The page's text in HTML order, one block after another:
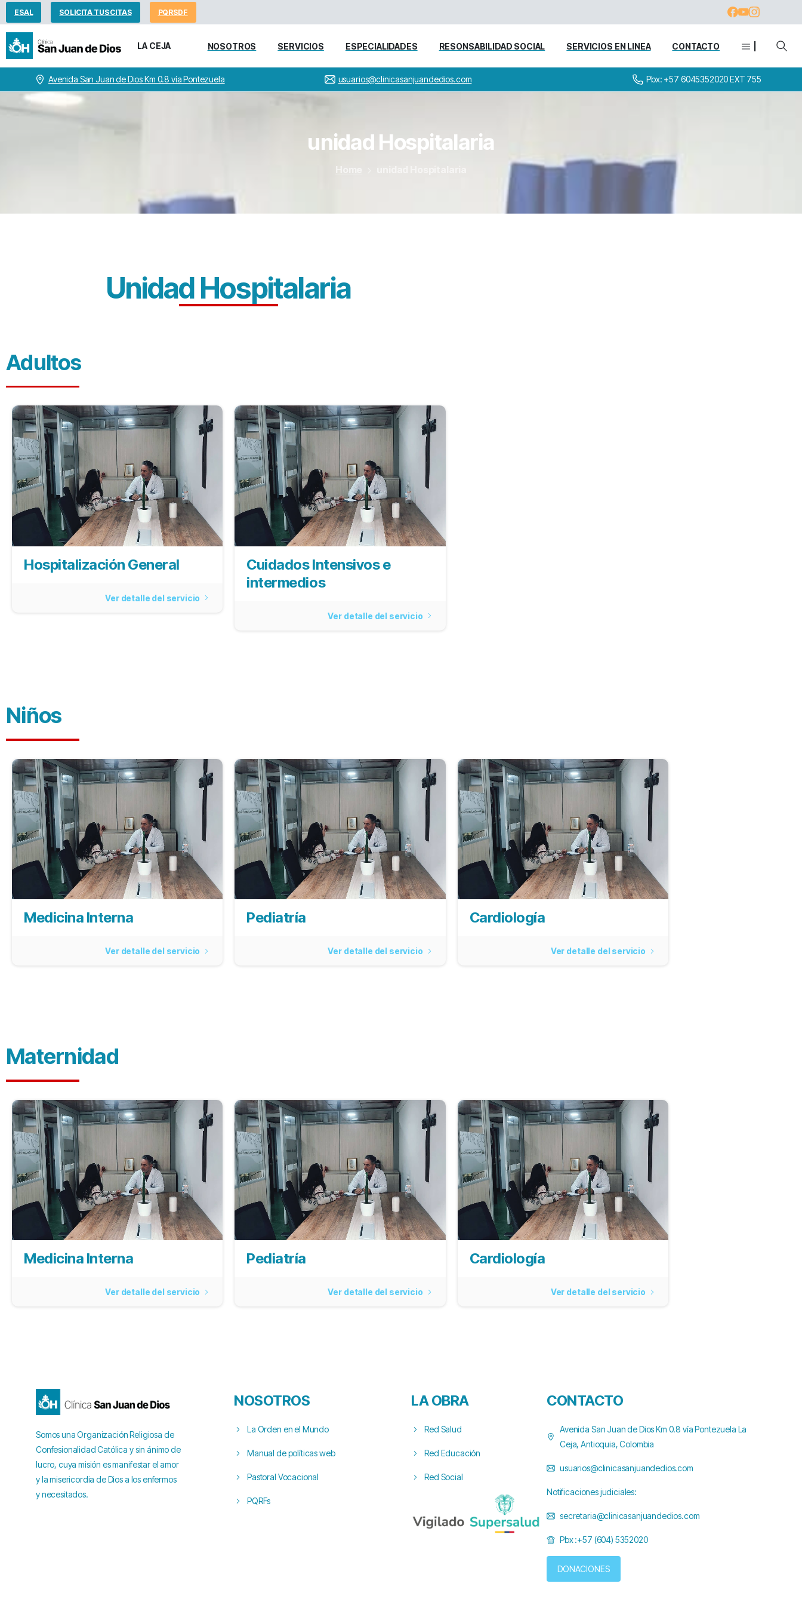
ESAL SOLICITA TUS CITAS PQRSDF
LA CEJA NOSOTROS SERVICIOS ESPECIALIDADES RESONSABILIDAD SOCIAL SERVICIOS EN LINEA CONTACTO
Avenida San Juan de Dios Km 0.8 vía Pontezuela usuarios@clinicasanjuandedios.com Pbx: +57 6045352020 EXT 755
unidad Hospitalaria
UnidadHospitalaria
Adultos
Hospitalización General
Ver detalle del servicio
Cuidados Intensivos e
intermedios
Ver detalle del servicio
Niños
Medicina Interna
Ver detalle del servicio
Pediatría
Ver detalle del servicio
Cardiología
Ver detalle del servicio
Maternidad
Medicina Interna
Ver detalle del servicio
Pediatría
Ver detalle del servicio
Cardiología
Ver detalle del servicio
Somos una Organización Religiosa de
Confesionalidad Católica y sin ánimo de
lucro, cuya misión es manifestar el amor
y la misericordia de Dios a los enfermos
y necesitados.
NOSOTROS
La Orden en el Mundo
Manual de políticas web
Pastoral Vocacional
PQRFs
LA OBRA
Red Salud
Red Educación
Red Social
CONTACTO
Avenida San Juan de Dios Km 0.8 vía Pontezuela La
Ceja, Antioquia, Colombia
usuarios@clinicasanjuandedios.com
Notificaciones judiciales:
secretaria@clinicasanjuandedios.com
Pbx :+57 (604) 5352020
DONACIONES